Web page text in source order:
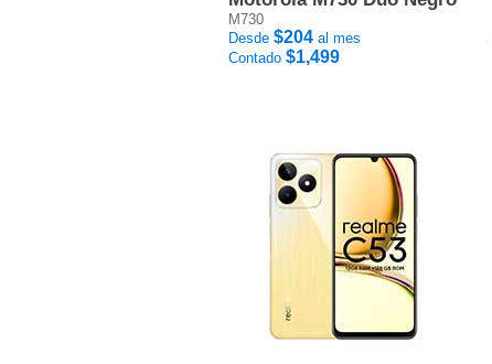
M730
Desde $204 al mes
Contado $1,499